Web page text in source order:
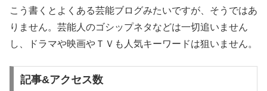
こう書くとよくある芸能ブログみたいですが、そうではあ
りません。芸能人のゴシップネタなどは一切追いません
し、ドラマや映画やＴＶも人気キーワードは狙いません。
記事&アクセス数